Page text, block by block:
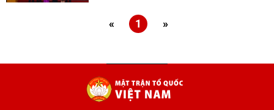
« 1 »